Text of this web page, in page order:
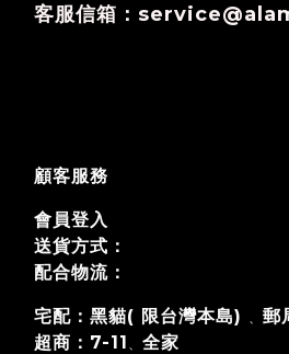
客服信箱：
顧客服務
會員登入
送貨方式：
配合物流：
宅配：黑貓( 限台灣本島)
郵
超商：7-11
全家